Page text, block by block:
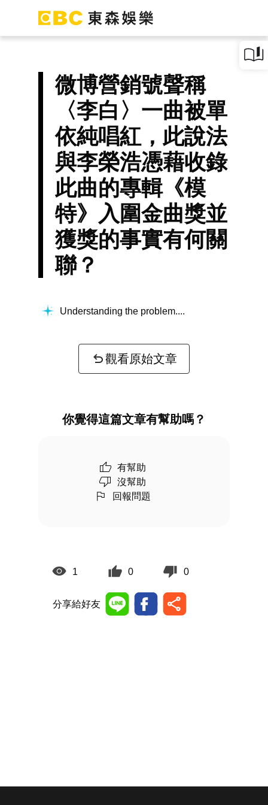
微博營銷號聲稱
〈李白〉一曲被單
依純唱紅，此說法
與李榮浩憑藉收錄
此曲的專輯《模
特》入圍金曲獎並
獲獎的事實有何關
聯？
Understanding the problem...
觀看原始文章
你覺得這篇文章有幫助嗎？
有幫助
沒幫助
回報問題
1 0 0
分享給好友